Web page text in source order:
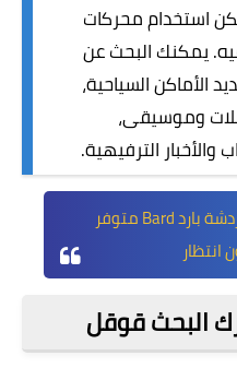
استخدام محركات
يمكنك البحث عن
الأماكن السياحية،
وموسيقى،
الترفيهية.
روبوت الدردشة بارد Bard متوفر
انتظار
البحث قوقل